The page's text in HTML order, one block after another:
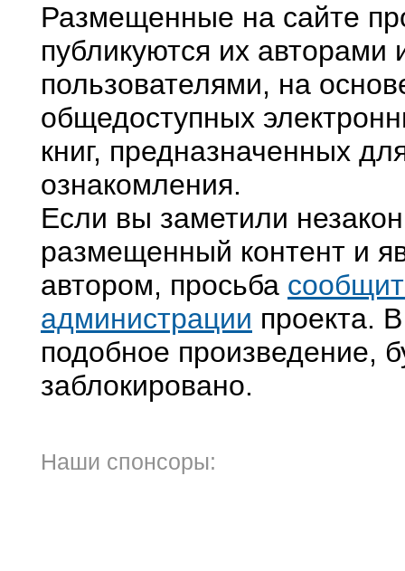
Размещенные на сайте
публикуются их авторами
пользователями, на
общедоступных
книг, предназначенных
ознакомления.
Если вы заметили
размещенный контент и
автором, просьба
администрации проекта.
подобное произведение,
заблокировано.
Наши спонсоры: